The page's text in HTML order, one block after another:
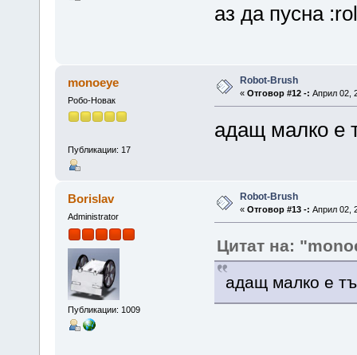
аз да пусна
monoeye
Робо-Новак
Публикации: 17
Robot-Brush
« Отговор #12 -: Април 02,
адащ малко е
Borislav
Administrator
Публикации: 1009
Robot-Brush
« Отговор #13 -: Април 02,
Цитат на:
адащ малко е